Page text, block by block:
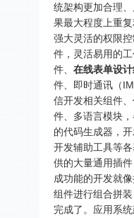
统架构更加合理
果最大程度上重
强大灵活的权限
件，灵活易用的
件、在线表单设
件、即时通讯（
信开发相关组件
件、多语言模块
的代码生成器，
开发辅助工具等
供的大量通用插
成功能的开发就
组件进行组合拼
完成了。应用系